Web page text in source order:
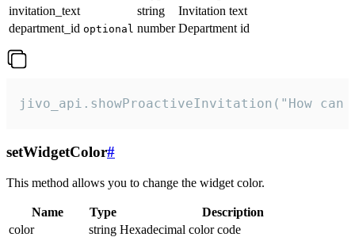
invitation_text
string
Invitation text
department_id optional number Department id
jivo_api.showProactiveInvitation("How
setWidgetColor#
This method allows you to change the widget color.
Name Type
Description
color
string Hexadecimal color code